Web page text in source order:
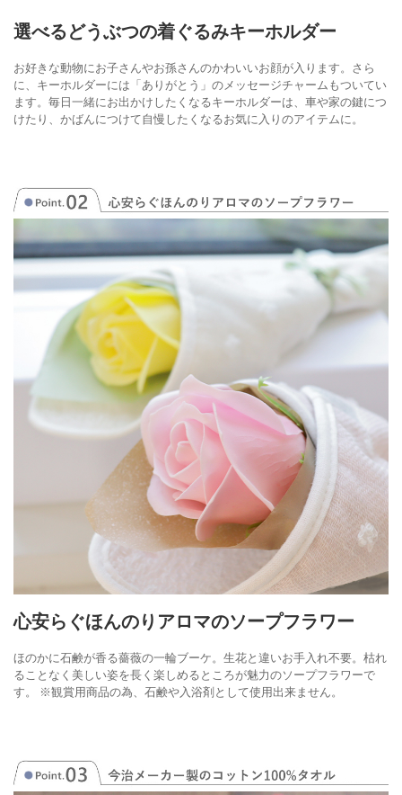
選べるどうぶつの着ぐるみキーホルダー
お好きな動物にお子さんやお孫さんのかわいいお顔が入ります。 さら
に、キーホルダーには「ありがとう」のメッセージチャームもついてい
ます。 毎日一緒にお出かけしたくなるキーホルダーは、車や家の鍵につ
けたり、 かばんにつけて自慢したくなるお気に入りのアイテムに。
心安らぐほんのりアロマのソープフラワー
ほのかに石鹸が香る薔薇の一輪ブーケ。生花と違いお手入れ不要。 枯れ
ることなく美しい姿を長く楽しめるところが魅力のソープフラワーで
す。
※観賞用商品の為、石鹸や入浴剤として使用出来ません。